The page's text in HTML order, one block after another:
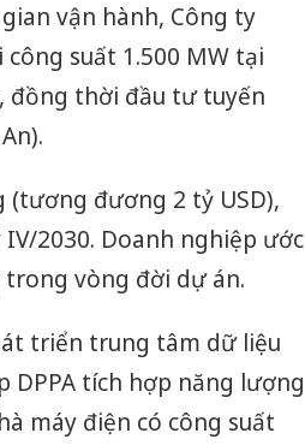
vận hành, Công ty
suất 1.500 MW tại
đồng thời đầu tư tuyến
đương 2 tỷ USD),
2030. Doanh nghiệp ước
vòng đời dự án.
triển trung tâm dữ liệu
DPPA tích hợp năng lượng
máy điện có công suất